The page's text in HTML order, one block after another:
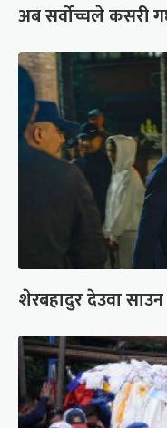
अब सर्वोच्चले कसरी
शेरबहादुर देउवा